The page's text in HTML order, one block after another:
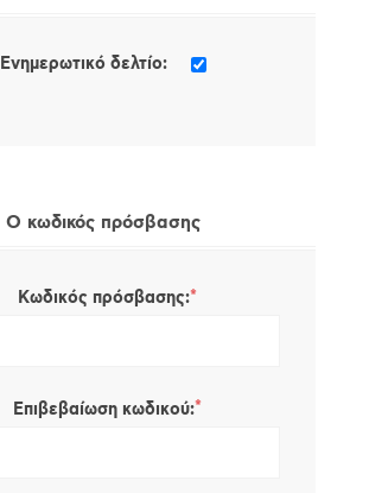
Ενημερωτικό δελτίο:
Ο κωδικός πρόσβασης
Κωδικός πρόσβασης:*
Επιβεβαίωση κωδικού:*